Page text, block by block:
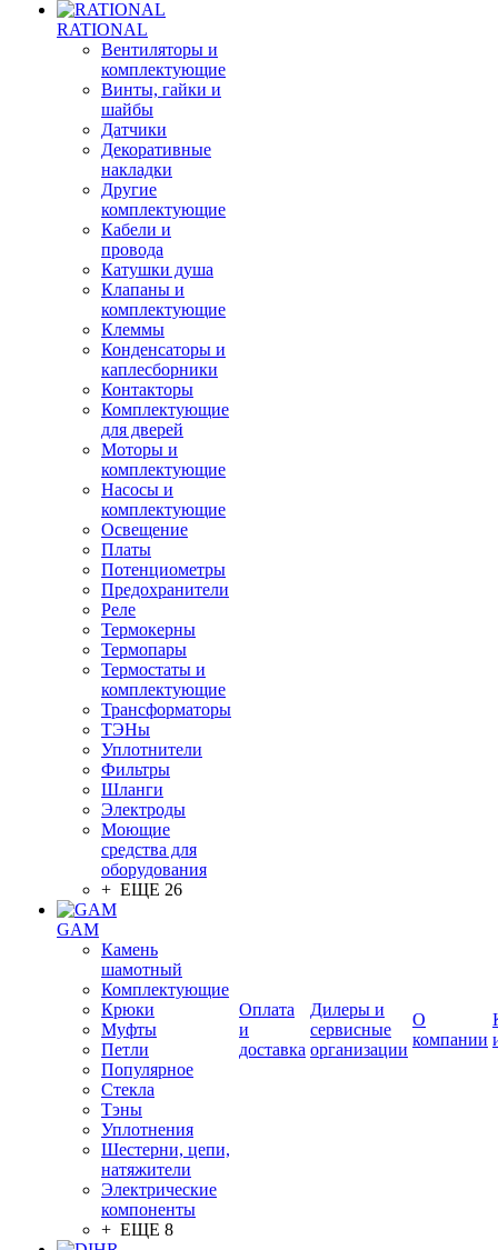
RATIONAL
Вентиляторы и
комплектующие
Винты, гайки и
шайбы
Датчики
Декоративные
накладки
Другие
комплектующие
Кабели и
провода
Катушки душа
Клапаны и
комплектующие
Клеммы
Конденсаторы и
каплесборники
Контакторы
Комплектующие
для дверей
Моторы и
комплектующие
Насосы и
комплектующие
Освещение
Платы
Потенциометры
Предохранители
Реле
Термокерны
Термопары
Термостаты и
комплектующие
Трансформаторы
ТЭНы
Уплотнители
Фильтры
Шланги
Электроды
Моющие
средства для
оборудования
+ ЕЩЕ 26
GAM
Камень
шамотный
Комплектующие
Крюки
Муфты
Петли
Популярное
Стекла
Тэны
Уплотнения
Шестерни, цепи,
натяжители
Электрические
компоненты
+ ЕЩЕ 8
Оплата
и
доставка
Дилеры и
сервисные
организации
О
компании